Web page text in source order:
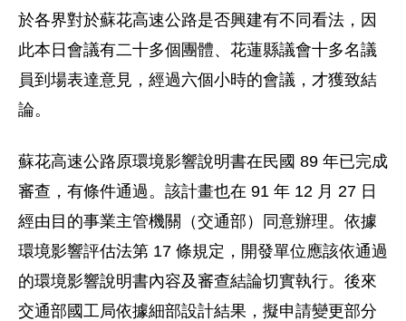
於各界對於蘇花高速公路是否興建有不同看法，因
此本日會議有二十多個團體、花蓮縣議會十多名議
員到場表達意見，經過六個小時的會議，才獲致結
論。
蘇花高速公路原環境影響說明書在民國 89 年已完成
審查，有條件通過。該計畫也在 91 年 12 月 27 日
經由目的事業主管機關（交通部）同意辦理。依據
環境影響評估法第 17 條規定，開發單位應該依通過
的環境影響說明書內容及審查結論切實執行。後來
交通部國工局依據細部設計結果，擬申請變更部分